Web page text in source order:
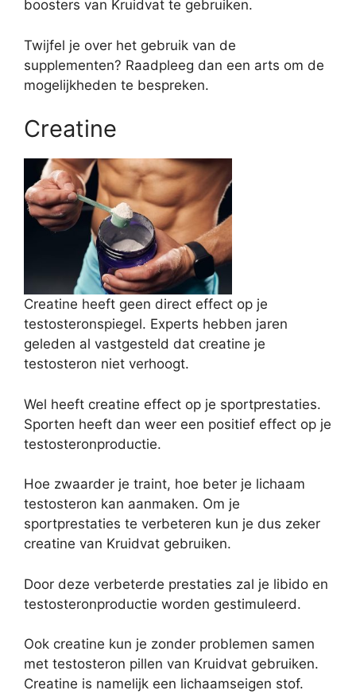
boosters van Kruidvat te gebruiken.
Twijfel je over het gebruik van de
supplementen? Raadpleeg dan een arts om de
mogelijkheden te bespreken.
Creatine
Creatine heeft geen direct effect op je
testosteronspiegel. Experts hebben jaren
geleden al vastgesteld dat creatine je
testosteron niet verhoogt.
Wel heeft creatine effect op je sportprestaties.
Sporten heeft dan weer een positief effect op je
testosteronproductie.
Hoe zwaarder je traint, hoe beter je lichaam
testosteron kan aanmaken. Om je
sportprestaties te verbeteren kun je dus zeker
creatine van Kruidvat gebruiken.
Door deze verbeterde prestaties zal je libido en
testosteronproductie worden gestimuleerd.
Ook creatine kun je zonder problemen samen
met testosteron pillen van Kruidvat gebruiken.
Creatine is namelijk een lichaamseigen stof.